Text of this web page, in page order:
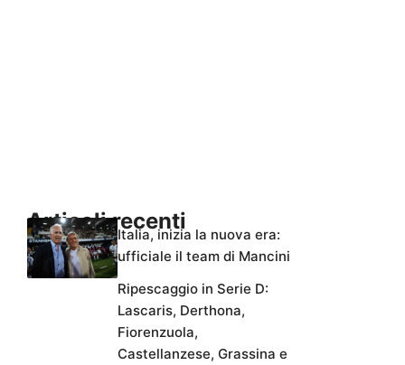
Articoli recenti
Italia, inizia la nuova era:
ufficiale il team di Mancini
Ripescaggio in Serie D:
Lascaris, Derthona,
Fiorenzuola,
Castellanzese, Grassina e